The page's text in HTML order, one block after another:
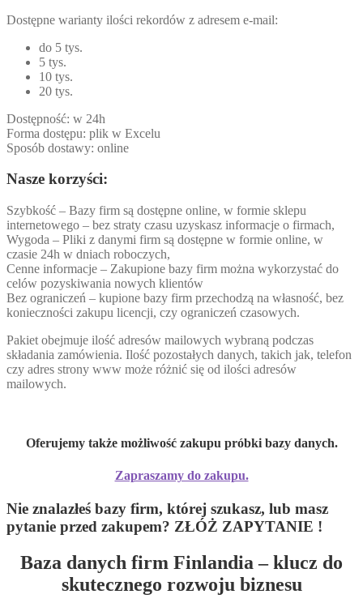
Dostępne warianty ilości rekordów z adresem e-mail:
do 5 tys.
5 tys.
10 tys.
20 tys.
Dostępność: w 24h
Forma dostępu: plik w Excelu
Sposób dostawy: online
Nasze korzyści:
Szybkość – Bazy firm są dostępne online, w formie sklepu
internetowego – bez straty czasu uzyskasz informacje o firmach,
Wygoda – Pliki z danymi firm są dostępne w formie online, w
czasie 24h w dniach roboczych,
Cenne informacje – Zakupione bazy firm można wykorzystać do
celów pozyskiwania nowych klientów
Bez ograniczeń – kupione bazy firm przechodzą na własność, bez
konieczności zakupu licencji, czy ograniczeń czasowych.
Pakiet obejmuje ilość adresów mailowych wybraną podczas
składania zamówienia. Ilość pozostałych danych, takich jak, telefon
czy adres strony www może różnić się od ilości adresów
mailowych.
Oferujemy także możliwość zakupu próbki bazy danych.
Zapraszamy do zakupu.
Nie znalazłeś bazy firm, której szukasz, lub masz
pytanie przed zakupem? ZŁÓŻ ZAPYTANIE !
Baza danych firm Finlandia – klucz do
skutecznego rozwoju biznesu